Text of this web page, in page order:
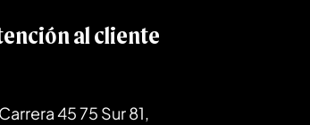
al cliente
45 75 Sur 81,